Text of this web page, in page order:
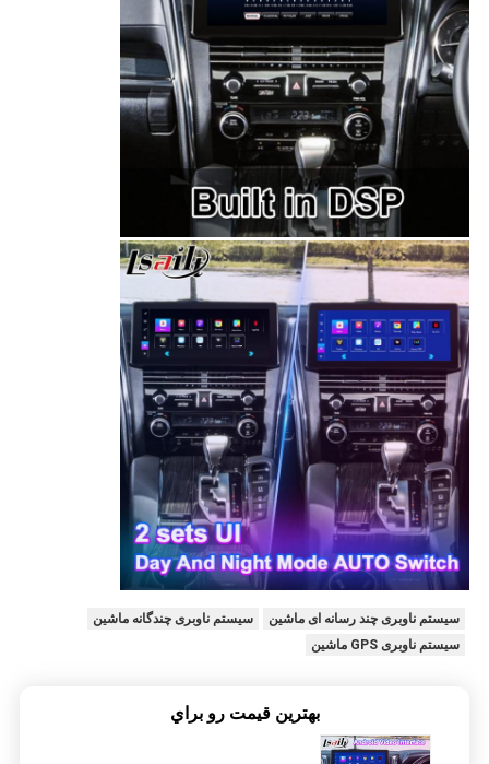
سیستم ناوبری چند رسانه ای ماشین
سیستم ناوبری چندگانه ماشین
سیستم ناوبری GPS ماشین
بهترين قيمت رو براي